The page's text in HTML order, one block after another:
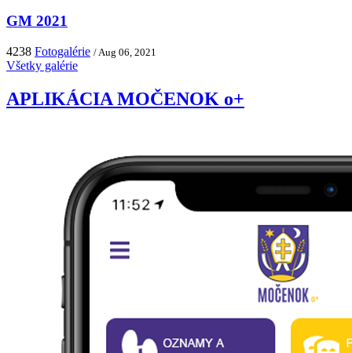
GM 2021
4238 Fotogalérie / Aug 06, 2021
Všetky galérie
APLIKÁCIA MOČENOK o+